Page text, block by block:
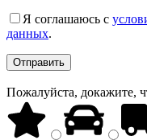
Я соглашаюсь с
данных.
Пожалуйста, докажите,